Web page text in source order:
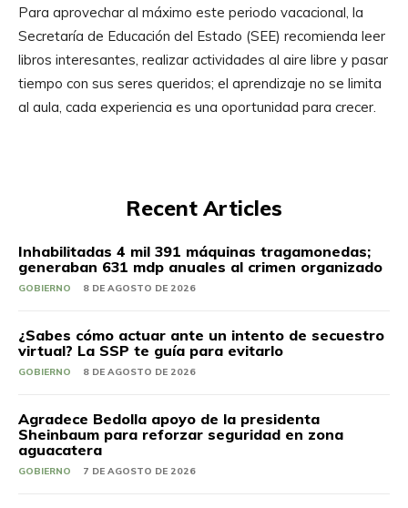
Para aprovechar al máximo este periodo vacacional, la
Secretaría de Educación del Estado (SEE) recomienda leer
libros interesantes, realizar actividades al aire libre y pasar
tiempo con sus seres queridos; el aprendizaje no se limita
al aula, cada experiencia es una oportunidad para crecer.
Recent Articles
Inhabilitadas 4 mil 391 máquinas tragamonedas;
generaban 631 mdp anuales al crimen organizado
GOBIERNO 8 DE AGOSTO DE 2026
¿Sabes cómo actuar ante un intento de secuestro
virtual? La SSP te guía para evitarlo
GOBIERNO 8 DE AGOSTO DE 2026
Agradece Bedolla apoyo de la presidenta
Sheinbaum para reforzar seguridad en zona
aguacatera
GOBIERNO 7 DE AGOSTO DE 2026